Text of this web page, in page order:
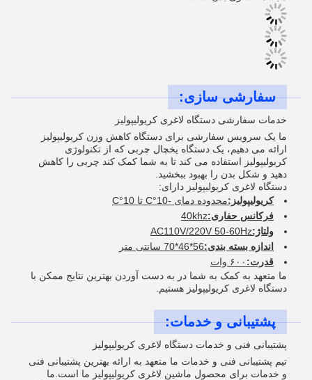
سفارشی سازی:
خدمات سفارشی دستگاه لاغری کریولیپولیز
ما یک سرویس سفارشی برای دستگاه کاهش وزن کریولیپولیز
ارائه می دهیم، یک دستگاه یخچال چربی که از تکنولوژی
کریولیپولیز استفاده می کند تا به شما کمک کند چربی را کاهش
دهید و شکل بدن را بهبود ببخشید.
دستگاه لاغری کریولیپولیز دارای:
کریولیپولیز:محدوده دمای -10°C تا 10°C
فرکانس حفاری:40khz
ولتاژ:AC110V/220V 50-60Hz
اندازه بسته بندی:56*46*70 سانتی متر
قدرت: ۶۰۰ وات
ما متعهد به کمک به شما در به دست آوردن بهترین نتایج ممکن با
دستگاه لاغری کریولیپولیز هستیم.
پشتیبانی و خدمات:
پشتیبانی فنی و خدمات دستگاه لاغری کریولیپولیز
تیم پشتیبانی فنی و خدمات ما متعهد به ارائه بهترین پشتیبانی فنی
و خدمات برای محصول ماشین لاغری کریولیپولیز ما است.ما